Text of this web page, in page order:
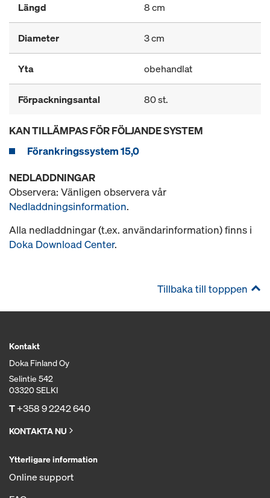
Längd 8 cm
Diameter 3 cm
Yta obehandlat
Förpackningsantal 80 st.
KAN TILLÄMPAS FÖR FÖLJANDE SYSTEM
Förankringssystem 15,0
NEDLADDNINGAR
Observera: Vänligen observera vår
Nedladdningsinformation.
Alla nedladdningar (t.ex. användarinformation) finns i
Doka Download Center.
Tillbaka till topppen
Kontakt
Doka Finland Oy
Selintie 542
03320 SELKI
T+358 9 2242 640
KONTAKTA NU
Ytterligare information
Online support